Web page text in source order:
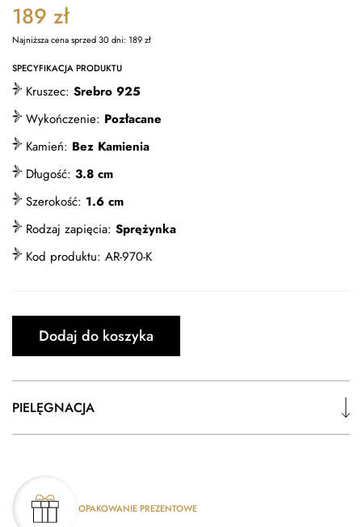
189 zł
Najniższa cena sprzed 30 dni:189zł
SPECYFIKACJA PRODUKTU
Kruszec: Srebro 925
Wykończenie: Pozłacane
Kamień: Bez Kamienia
Długość: 3.8 cm
Szerokość: 1.6 cm
Rodzaj zapięcia: Sprężynka
Kod produktu: AR-970-K
Dodaj do koszyka
PIELĘGNACJA
OPAKOWANIE PREZENTOWE